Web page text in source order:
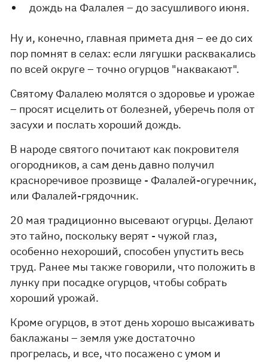
дождь на Фалалея – до засушливого июня.
Ну и, конечно, главная примета дня – ее до сих
пор помнят в селах: если лягушки расквакались
по всей округе – точно огурцов "наквакают".
Святому Фалалею молятся о здоровье и урожае
– просят исцелить от болезней, уберечь поля от
засухи и послать хороший дождь.
В народе святого почитают как покровителя
огородников, а сам день давно получил
красноречивое прозвище - Фалалей-огуречник,
или Фалалей-грядочник.
20 мая традиционно высевают огурцы. Делают
это тайно, поскольку верят - чужой глаз,
особенно нехороший, способен упустить весь
труд. Ранее мы также говорили, что положить в
лунку при посадке огурцов, чтобы собрать
хороший урожай.
Кроме огурцов, в этот день хорошо высаживать
баклажаны – земля уже достаточно
прогрелась, и все, что посажено с умом и